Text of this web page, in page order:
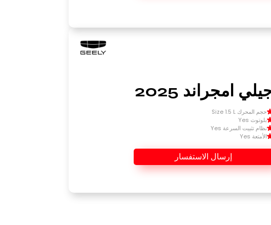
امجراند 2025
حجم المحرك Size 1.5 L
بلوتوث Yes
نظام تثبيت السرعة Yes
الأمتعة Yes
إرسال الاستفسار